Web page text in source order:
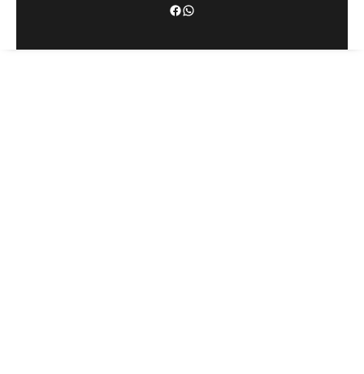
Facebook
WhatsApp